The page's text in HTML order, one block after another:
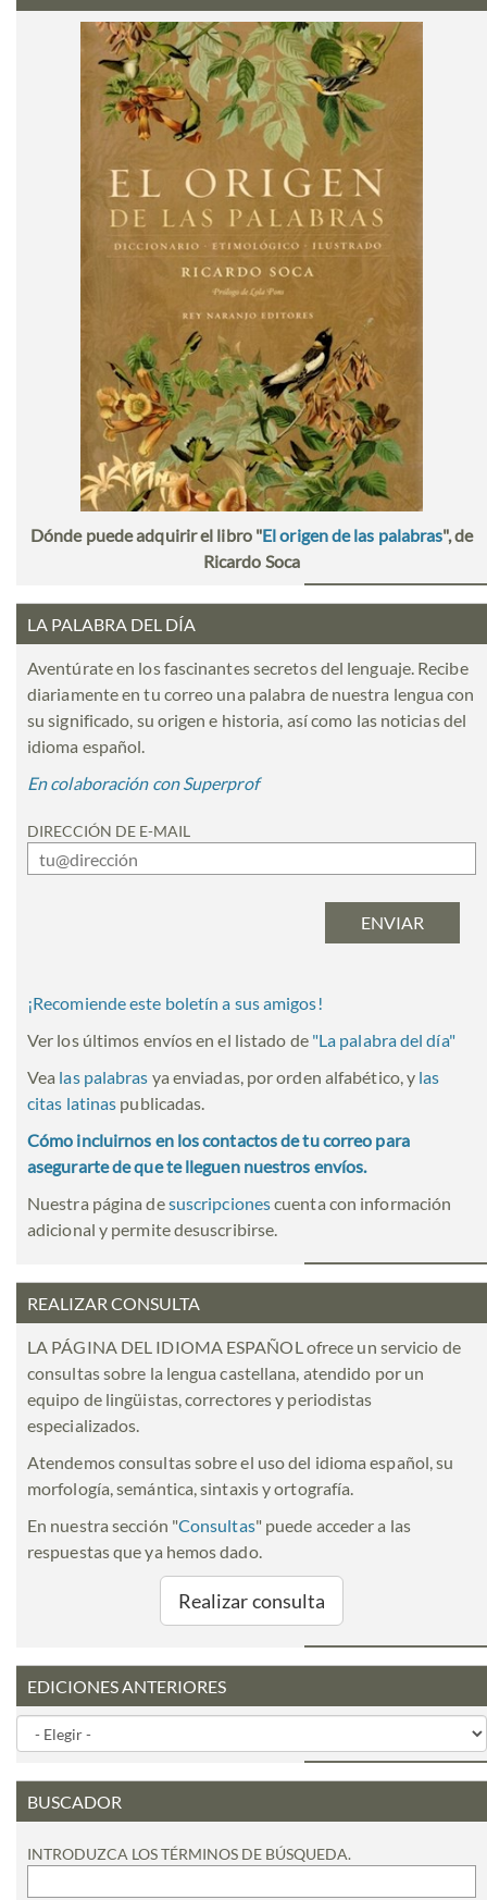
Dónde puede adquirir el libro "El origen de las palabras", de
Ricardo Soca
LA PALABRA DEL DÍA
Aventúrate en los fascinantes secretos del lenguaje. Recibe
diariamente en tu correo una palabra de nuestra lengua con
su significado, su origen e historia, así como las noticias del
idioma español.
En colaboración con Superprof
DIRECCIÓN DE E-MAIL
¡Recomiende este boletín a sus amigos!
Ver los últimos envíos en el listado de "La palabra del día"
Vea las palabras ya enviadas, por orden alfabético, y las
citas latinas publicadas.
Cómo incluirnos en los contactos de tu correo para
asegurarte de que te lleguen nuestros envíos.
Nuestra página desuscripcionescuenta con información
adicional y permite desuscribirse.
REALIZAR CONSULTA
LA PÁGINA DEL IDIOMA ESPAÑOL ofrece un servicio de
consultas sobre la lengua castellana, atendido por un
equipo de lingüistas, correctores y periodistas
especializados.
Atendemos consultas sobre el uso del idioma español, su
morfología, semántica, sintaxis y ortografía.
En nuestra sección "Consultas" puede acceder a las
respuestas que ya hemos dado.
Realizar consulta
EDICIONES ANTERIORES
BUSCADOR
INTRODUZCA LOS TÉRMINOS DE BÚSQUEDA.